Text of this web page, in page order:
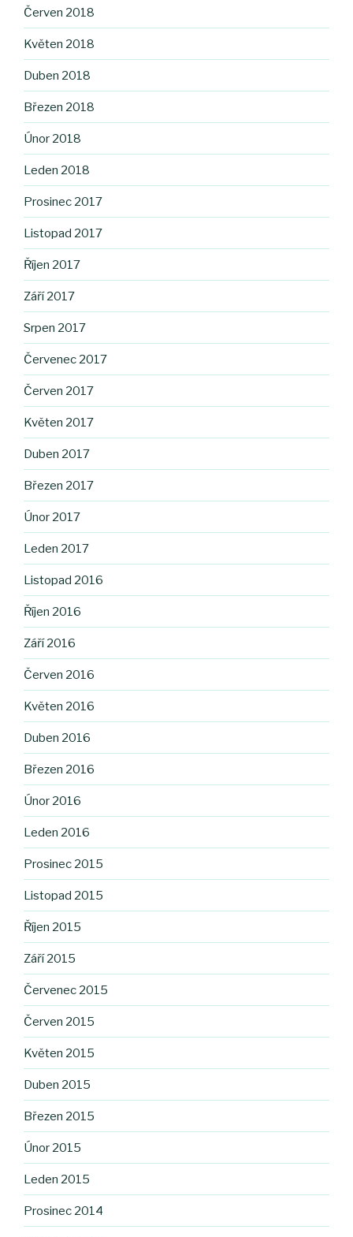
Červen 2018
Květen 2018
Duben 2018
Březen 2018
Únor 2018
Leden 2018
Prosinec 2017
Listopad 2017
Říjen 2017
Září 2017
Srpen 2017
Červenec 2017
Červen 2017
Květen 2017
Duben 2017
Březen 2017
Únor 2017
Leden 2017
Listopad 2016
Říjen 2016
Září 2016
Červen 2016
Květen 2016
Duben 2016
Březen 2016
Únor 2016
Leden 2016
Prosinec 2015
Listopad 2015
Říjen 2015
Září 2015
Červenec 2015
Červen 2015
Květen 2015
Duben 2015
Březen 2015
Únor 2015
Leden 2015
Prosinec 2014